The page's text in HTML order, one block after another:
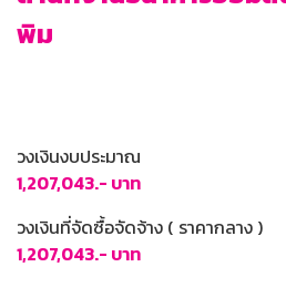
พิม
วงเงินงบประมาณ
1,207,043.- บาท
วงเงินที่จัดซื้อจัดจ้าง ( ราคากลาง )
1,207,043.- บาท